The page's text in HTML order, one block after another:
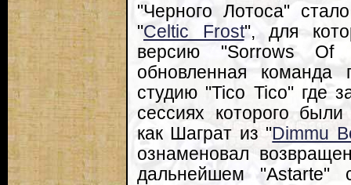
"Черного Лотоса"
"Celtic Frost", для
версию "Sorrows Of
обновленная команда
студию "Tico Tico" где
сессиях которого
как Шаграт из "Dimmu
ознаменовал
дальнейшем "Astarte"